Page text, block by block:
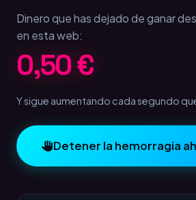
Dinero que has dejado de ganar
en esta web:
1,00 €
Y sigue aumentando cada segundo
Detener la hemorragia